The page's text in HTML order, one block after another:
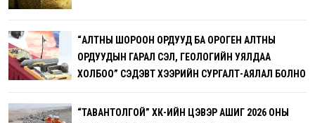
“АЛТНЫ ШОРООН ОРДУУД БА ОРОГЕН АЛТНЫ
ОРДУУДЫН ГАРАЛ ҮҮСЭЛ, ГЕОЛОГИЙН УЯЛДАА
ХОЛБОО” СЭДЭВТ ХЭЭРИЙН СУРГАЛТ-АЯЛАЛ БОЛНО
“ТАВАНТОЛГОЙ” ХК-ИЙН ЦЭВЭР АШИГ 2026 ОНЫ